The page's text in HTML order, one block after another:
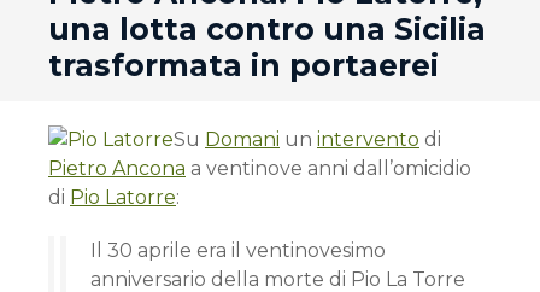
una lotta contro una Sicilia
trasformata in portaerei
Su Domani un intervento di
Pietro Ancona a ventinove anni dall’omicidio
di Pio Latorre:
Il 30 aprile era il ventinovesimo
anniversario della morte di Pio La Torre